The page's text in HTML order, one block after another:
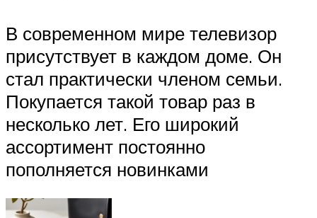
В современном мире телевизор
присутствует в каждом доме. Он
стал практически членом семьи.
Покупается такой товар раз в
несколько лет. Его широкий
ассортимент постоянно
пополняется новинками